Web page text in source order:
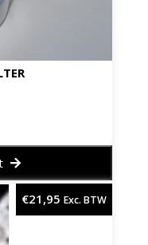
€21,95 Exc. BTW